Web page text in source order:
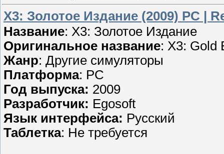
X3: Золотое Издание (2009) PC |
Название: X3: Золотое Издание
Оригинальное название: X3: Gold
Жанр: Другие симуляторы
Платформа: PC
Год выпуска: 2009
Разработчик: Egosoft
Язык интерфейса: Русский
Таблетка: Не требуется